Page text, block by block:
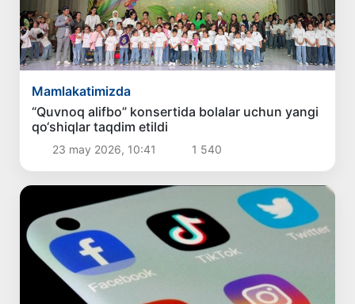
Mamlakatimizda
“Quvnoq alifbo” konsertida bolalar uchun yangi
qo‘shiqlar taqdim etildi
23 may 2026, 10:41 1 540